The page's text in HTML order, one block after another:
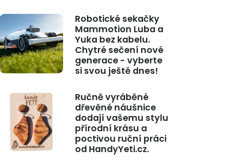
Robotické sekačky
Mammotion Luba a
Yuka bez kabelu.
Chytré sečení nové
generace - vyberte
si svou ještě dnes!
Ručně vyráběné
dřevěné náušnice
dodají vašemu stylu
přírodní krásu a
poctivou ruční práci
od HandyYeti.cz.